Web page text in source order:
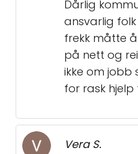
Dårlig
ansvarlig
frekk måtte
på nett og
ikke om jobb
for rask hjelp
Vera S.